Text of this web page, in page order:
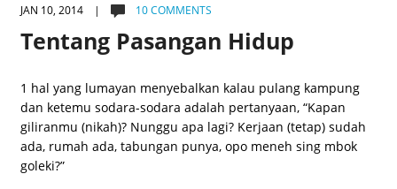
JAN 10, 2014 | 10 COMMENTS
Tentang Pasangan Hidup
1 hal yang lumayan menyebalkan kalau pulang kampung
dan ketemu sodara-sodara adalah pertanyaan, “Kapan
giliranmu (nikah)? Nunggu apa lagi? Kerjaan (tetap) sudah
ada, rumah ada, tabungan punya, opo meneh sing mbok
goleki?”